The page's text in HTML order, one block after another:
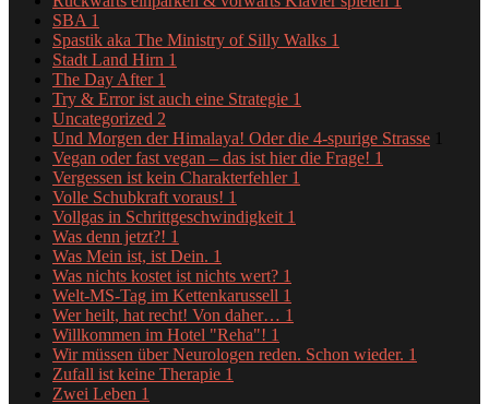
SBA 1
Spastik aka The Ministry of Silly Walks 1
Stadt Land Hirn 1
The Day After 1
Try & Error ist auch eine Strategie 1
Uncategorized 2
Und Morgen der Himalaya! Oder die 4-spurige Strasse 1
Vegan oder fast vegan – das ist hier die Frage! 1
Vergessen ist kein Charakterfehler 1
Volle Schubkraft voraus! 1
Vollgas in Schrittgeschwindigkeit 1
Was denn jetzt?! 1
Was Mein ist, ist Dein. 1
Was nichts kostet ist nichts wert? 1
Welt-MS-Tag im Kettenkarussell 1
Wer heilt, hat recht! Von daher… 1
Willkommen im Hotel "Reha"! 1
Wir müssen über Neurologen reden. Schon wieder. 1
Zufall ist keine Therapie 1
Zwei Leben 1